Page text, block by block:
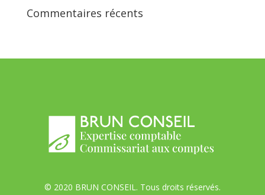
Commentaires récents
© 2020 BRUN CONSEIL. Tous droits réservés.